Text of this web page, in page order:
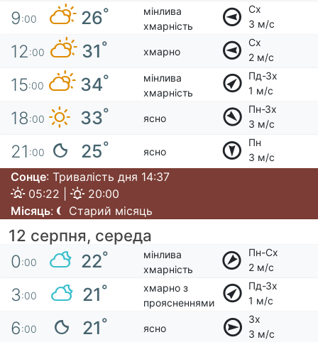
9:00 26°
мінлива
хмарність
Сх
3 м/с
12:00 31° хмарно
Сх
2 м/с
15:00 34°
мінлива
хмарність
Пд-Зх
1 м/с
18:00 33° ясно
Пн-Зх
3 м/с
21 :00 25° ясно
Пн
3 м/с
Сонце: Тривалість дня 14:37
05:22 |
20:00
Місяць: Старий місяць
12 серпня, середа
0:00 22°
мінлива
хмарність
Пн-Сх
2 м/с
3:00 21°
хмарно з
проясненнями
Пд-Зх
1 м/с
6:00 21° ясно
Зх
3 м/с